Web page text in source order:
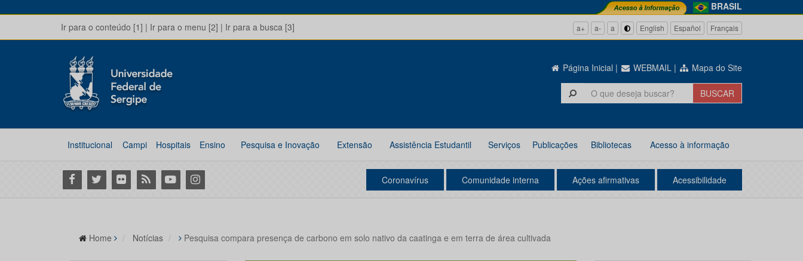
BRASIL
Ir para o conteúdo [1] | Ir para o menu [2] | Ir para a busca [3] a+ a- a English Español Français
Página Inicial | WEBMAIL | Mapa do Site
Institucional Campi Hospitais Ensino Pesquisa e Inovação Extensão Assistência Estudantil Serviços Publicações Bibliotecas Acesso à informação
Facebook
Twitter Flickr RSS YoutubeInstagram Coronavírus Comunidade interna Ações afirmativas Acessibilidade
Home Notícias Pesquisa compara presença de carbono em solo nativo da caatinga e em terra de área cultivada